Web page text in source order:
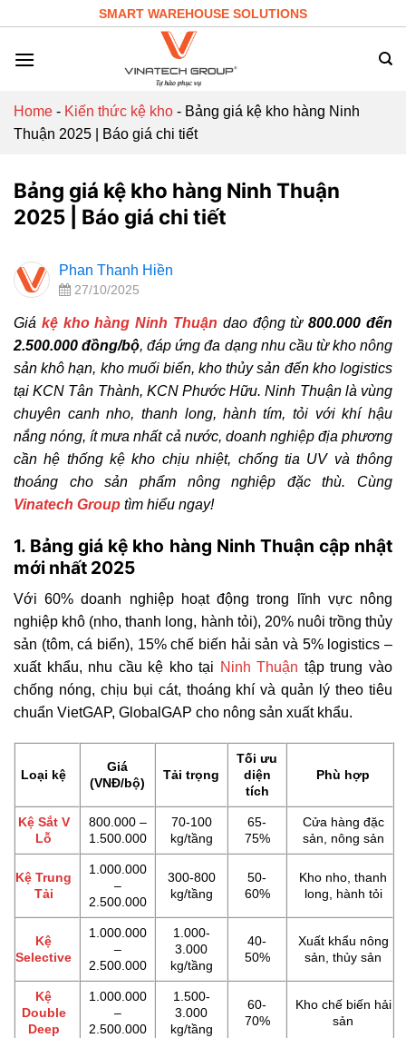
content
SMART WAREHOUSE SOLUTIONS
Home - Kiến thức kệ kho - Bảng giá kệ kho hàng Ninh
Thuận 2025 | Báo giá chi tiết
Bảng giá kệ kho hàng Ninh Thuận
2025 | Báo giá chi tiết
Phan Thanh Hiền
27/10/2025
Giá kệ kho hàng Ninh Thuận dao động từ800.000 đến
2.500.000 đồng/bộ, đáp ứng đa dạng nhu cầu từ kho nông
sản khô hạn, kho muối biển, kho thủy sản đến kho logistics
tại KCN Tân Thành, KCN Phước Hữu. Ninh Thuận là vùng
chuyên canh nho, thanh long, hành tím, tỏi với khí hậu
nắng nóng, ít mưa nhất cả nước, doanh nghiệp địa phương
cần hệ thống kệ kho chịu nhiệt, chống tia UV và thông
thoáng cho sản phẩm nông nghiệp đặc thù. Cùng
Vinatech Group tìm hiểu ngay!
1. Bảng giá kệ kho hàng Ninh Thuận cập nhật
mới nhất 2025
Với 60% doanh nghiệp hoạt động trong lĩnh vực nông
nghiệp khô (nho, thanh long, hành tỏi), 20% nuôi trồng thủy
sản (tôm, cá biển), 15% chế biến hải sản và 5% logistics –
xuất khẩu, nhu cầu kệ kho tại Ninh Thuận tập trung vào
chống nóng, chịu bụi cát, thoáng khí và quản lý theo tiêu
chuẩn VietGAP, GlobalGAP cho nông sản xuất khẩu.
Loại kệ
Giá
(VNĐ/bộ)
Tải trọng
Tối ưu
diện
tích
Phù hợp
Kệ Sắt V
Lỗ
800.000 –
1.500.000
70-100
kg/tầng
65-
75%
Cửa hàng đặc
sản, nông sản
Kệ Trung
Tải
1.000.000
–
2.500.000
300-800
kg/tầng
50-
60%
Kho nho, thanh
long, hành tỏi
Kệ
Selective
1.000.000
–
2.500.000
1.000-
3.000
kg/tầng
40-
50%
Xuất khẩu nông
sản, thủy sản
Kệ
Double
Deep
1.000.000
–
2.500.000
1.500-
3.000
kg/tầng
60-
70%
Kho chế biến hải
sản